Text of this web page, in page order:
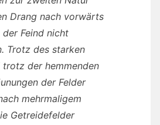
Drang nach vorwärts
Feind nicht
Trotz des starken
trotz der hemmenden
der Felder
mehrmaligem
Getreidefelder